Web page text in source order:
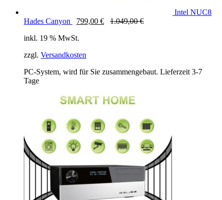
Intel NUC8
Hades Canyon
799,00 € 1.049,00€
inkl. 19 % MwSt.
zzgl. Versandkosten
PC-System, wird für Sie zusammengebaut. Lieferzeit 3-7
Tage